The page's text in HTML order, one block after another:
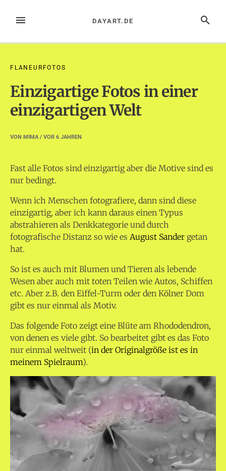
InhaltMENÜ SUCHE
DAYART.DE
FLANEURFOTOS
Einzigartige Fotos in einer
einzigartigen Welt
VON MIMA/ VOR 6 JAHREN
Fast alle Fotos sind einzigartig aber die Motive sind es
nur bedingt.
Wenn ich Menschen fotografiere, dann sind diese
einzigartig, aber ich kann daraus einen Typus
abstrahieren als Denkkategorie und durch
fotografische Distanz so wie es August Sander getan
hat.
So ist es auch mit Blumen und Tieren als lebende
Wesen aber auch mit toten Teilen wie Autos, Schiffen
etc. Aber z.B. den Eiffel-Turm oder den Kölner Dom
gibt es nur einmal als Motiv.
Das folgende Foto zeigt eine Blüte am Rhododendron,
von denen es viele gibt. So bearbeitet gibt es das Foto
nur einmal weltweit (in der Originalgröße ist es in
meinem Spielraum).